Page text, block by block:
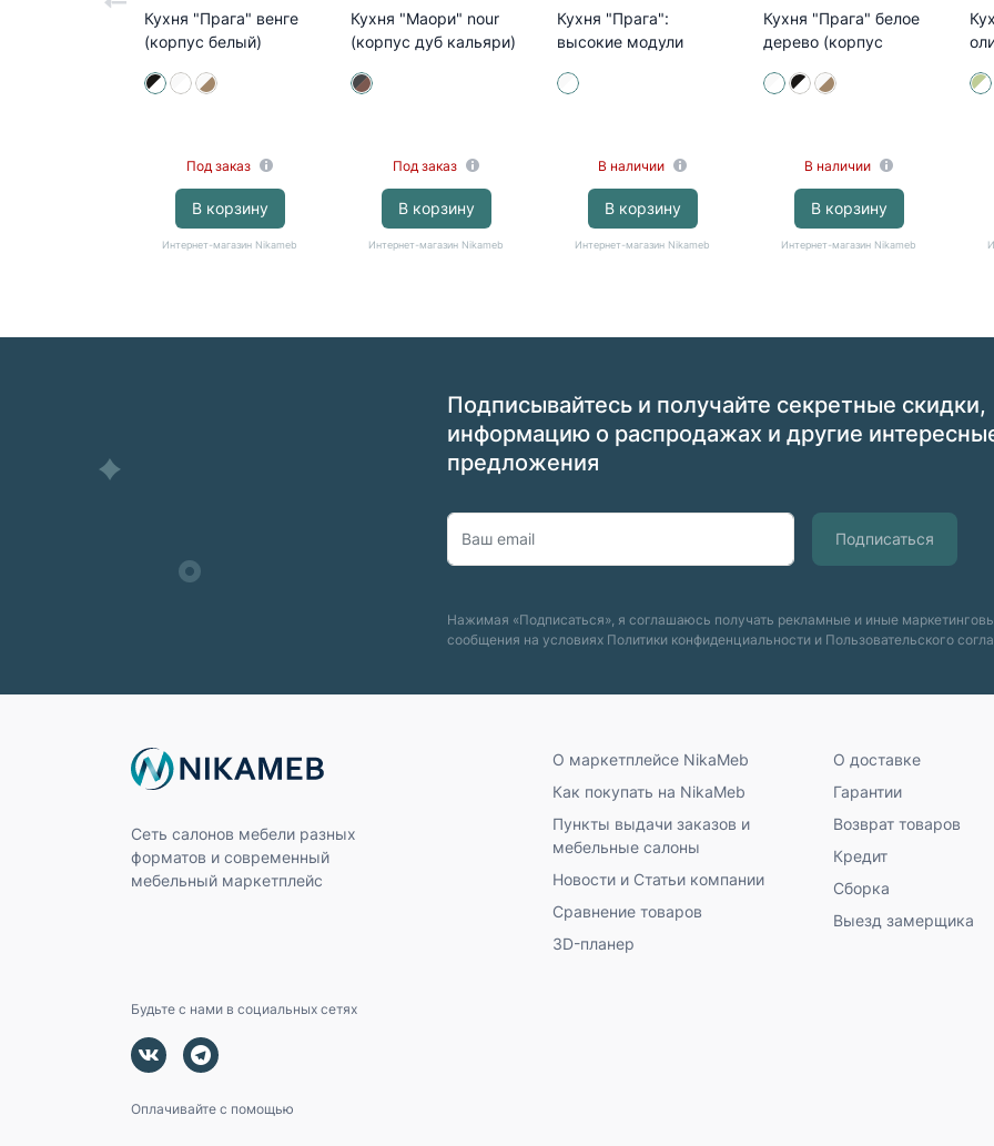
Кухня "Прага" венге
(корпус белый)
Под заказ
В корзину
Интернет-магазин Nikameb
Кухня "Маори" nour
(корпус дуб кальяри)
Под заказ
В корзину
Интернет-магазин Nikameb
Кухня "Прага":
высокие модули
белый)
В наличии
В корзину
Интернет-магазин Nikameb
Кухня "Прага" белое
дерево (корпус
В наличии
В корзину
Интернет-магазин Nikameb
Подписывайтесь и получайте секретные скидки,
информацию о распродажах и другие
предложения
Нажимая «Подписаться», я соглашаюсь получать рекламные и иные
сообщения на условиях Политики конфиденциальности и Пользовательского
Сеть салонов мебели разных
форматов и современный
мебельный маркетплейс
О маркетплейсе NikaMeb
Как покупать на NikaMeb
Пункты выдачи заказов и
мебельные салоны
Новости и Статьи компании
Сравнение товаров
3D-планер
О доставке
Гарантии
Возврат товаров
Кредит
Сборка
Выезд замерщика
Будьте с нами в социальных сетях
Оплачивайте с помощью